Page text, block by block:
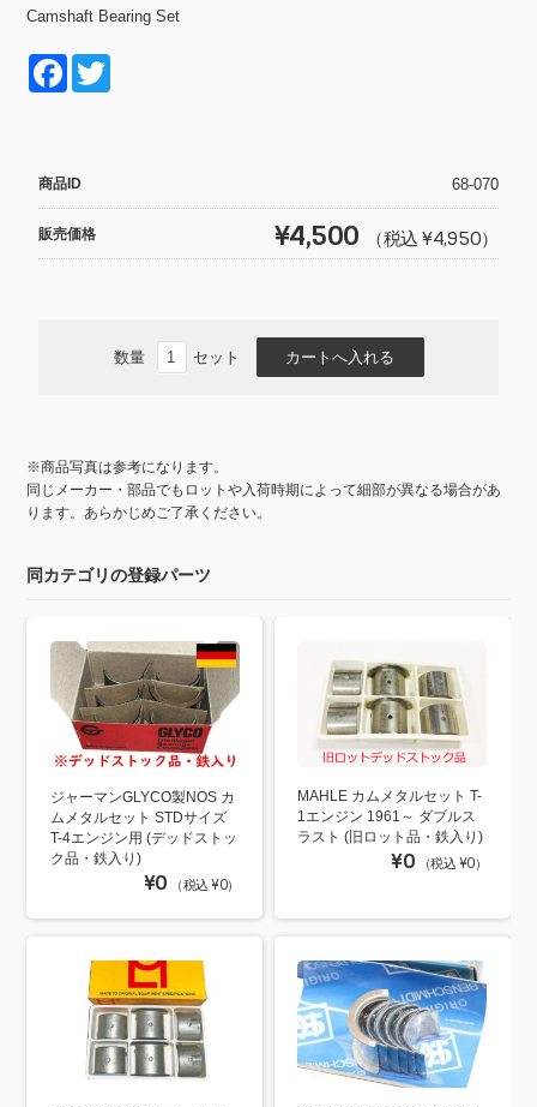
Camshaft Bearing Set
F
e
b
o
商品ID 68-070
販売価格 ¥4,500 （税込 ¥4,950）
数量 セット
※商品写真は参考になります。
同じメーカー・部品でもロットや入荷時期によって細部が異なる場合があ
ります。あらかじめご了承ください。
同カテゴリの登録パーツ
ジャーマンGLYCO製NOS カ
ムメタルセット STDサイズ
T-4エンジン用 (デッドストッ
ク品・鉄入り)
¥0 （税込 ¥0）
MAHLE カムメタルセット T-
1エンジン 1961～ ダブルス
ラスト (旧ロット品・鉄入り)
¥0 （税込 ¥0）